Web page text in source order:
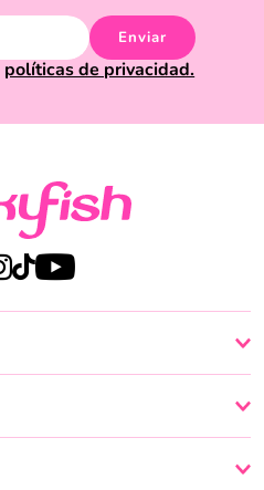
Enviar
políticas de privacidad.